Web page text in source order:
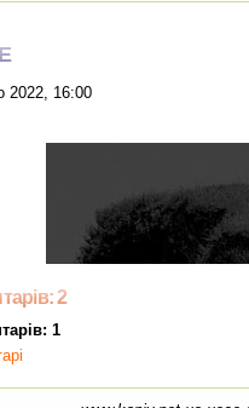
2022, 16:00
2
1